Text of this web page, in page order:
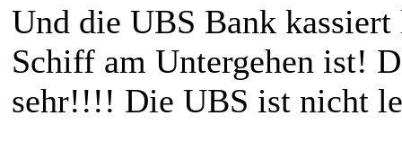
Und die UBS Bank
Schiff am Untergehen ist!
sehr!!!! Die UBS ist nicht